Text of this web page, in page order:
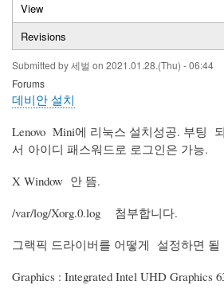
Primary
tabs
View
tab)
Revisions
Submitted by세벌 on 2021.01.28.(Thu) - 06:44
Forums
데비안 설치
Lenovo Mini에 리눅스 설치성공. 부팅
서 아이디 패스워드로 로그인은 가능.
X Window 안 뜸.
/var/log/Xorg.0.log 첨부합니다.
그랙픽 드라이버를 어떻게 설정하면 될
Graphics : Integrated Intel UHD Graphics